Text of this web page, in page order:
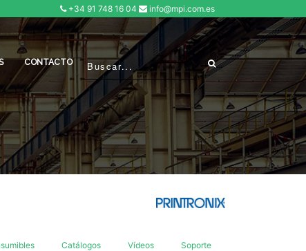
+34 91 748 16 04 info@mpi.com.es
CONTACTO
Catálogos Vídeos Soporte